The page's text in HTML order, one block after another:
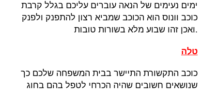
ימים נעימים של הנאה עוברים עליכם בגלל קרבת
כוכב וונוס הוא הכוכב שמביא רצון להתפנק ולפנק
ואכן זהו שבוע מלא בשורות טובות.
טלה
כוכב התקשורת התיישר בבית המשפחה שלכם כך
שנושאים חשובים שהיה הכרחי לטפל בהם בחוג